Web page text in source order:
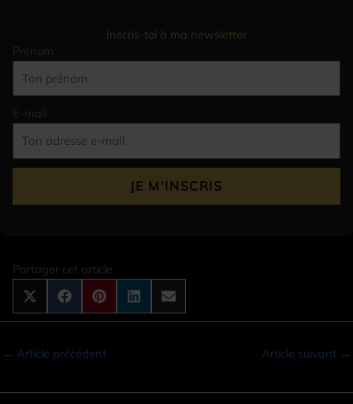
Inscris-toi à ma newsletter
Prénom
E-mail
JE M'INSCRIS
Partager cet article
← Article précédent Article suivant →